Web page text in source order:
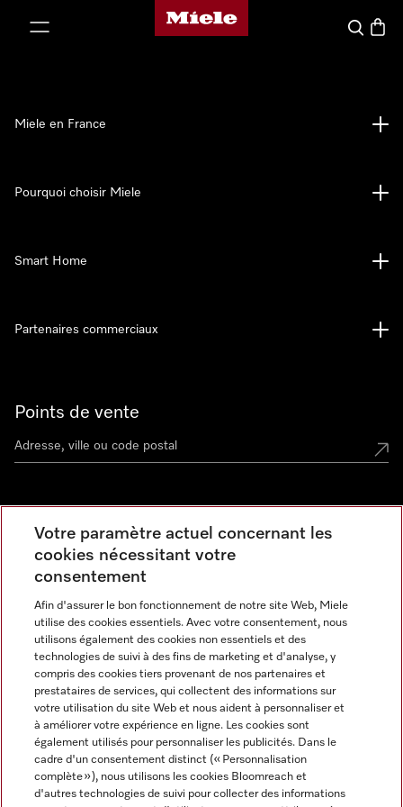
Page d'accueil Miele
Search
Points de vente
Découvrez la boutique Miele proche de chez vous
Newsletter
Miele en France
Pourquoi choisir Miele
Smart Home
Partenaires commerciaux
Miele sur Instagram
Miele sur Facebook
Miele sur Youtube
Votre paramètre actuel concernant les
cookies nécessitant votre
consentement
Afin d'assurer le bon fonctionnement de notre site Web, Miele
utilise des cookies essentiels. Avec votre consentement, nous
utilisons également des cookies non essentiels et des
technologies de suivi à des fins de marketing et d'analyse, y
compris des cookies tiers provenant de nos partenaires et
prestataires de services, qui collectent des informations sur
votre utilisation du site Web et nous aident à personnaliser et
à améliorer votre expérience en ligne. Les cookies sont
également utilisés pour personnaliser les publicités. Dans le
cadre d'un consentement distinct (« Personnalisation
complète »), nous utilisons les cookies Bloomreach et
d'autres technologies de suivi pour collecter des informations